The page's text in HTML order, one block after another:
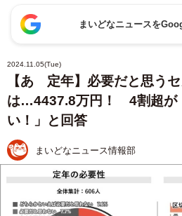
まいどなニュースを
2024.11.05(Tue)
【あゝ定年】必要だと思う
は…4437.8万円！ 4割超が
い！」と回答
まいどなニュース情報部